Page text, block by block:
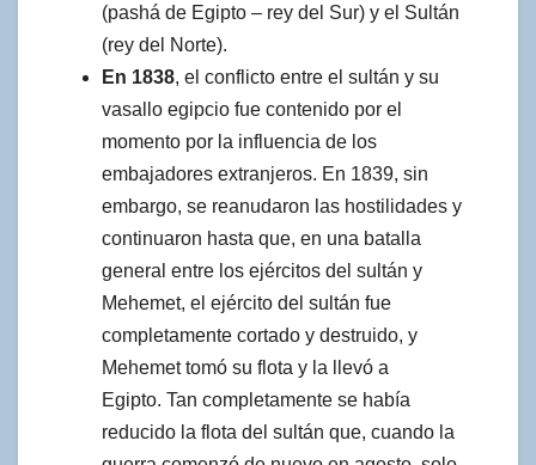
(pashá de Egipto – rey del Sur) y el Sultán
(rey del Norte).
En 1838, el conflicto entre el sultán y su
vasallo egipcio fue contenido por el
momento por la influencia de los
embajadores extranjeros. En 1839, sin
embargo, se reanudaron las hostilidades y
continuaron hasta que, en una batalla
general entre los ejércitos del sultán y
Mehemet, el ejército del sultán fue
completamente cortado y destruido, y
Mehemet tomó su flota y la llevó a
Egipto. Tan completamente se había
reducido la flota del sultán que, cuando la